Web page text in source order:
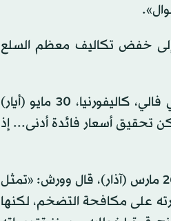
الاصطناعي سيؤدي إلى خفض تكاليف معظم السلع
- ميزانية عمومية أصغر: صرح وورش في منتدى ريغان الاقتصادي الوطني في مدينة سيمي فالي، كاليفورنيا، 30 مايو (أيار)
تحقيق أسعار فائدة أدنى... إذ
- استقلالية «الفيدرالي»: في خطاب في اللجنة الفيدرالية للسوق المفتوحة في نيويورك في 26 مارس (آذار)، قال وورش: «تمثل
على مكافحة التضخم، لكنها